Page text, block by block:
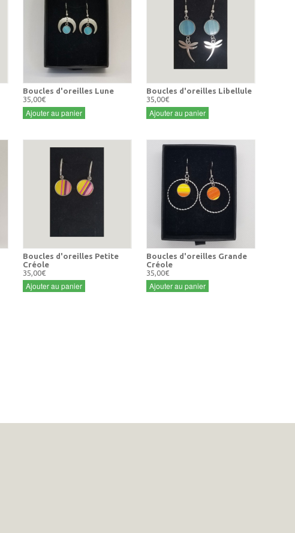
Boucles d'oreilles Lune
35,00€
Ajouter au panier
Boucles d'oreilles Libellule
35,00€
Ajouter au panier
Boucles d'oreilles Petite
Créole
35,00€
Ajouter au panier
Boucles d'oreilles Grande
Créole
35,00€
Ajouter au panier